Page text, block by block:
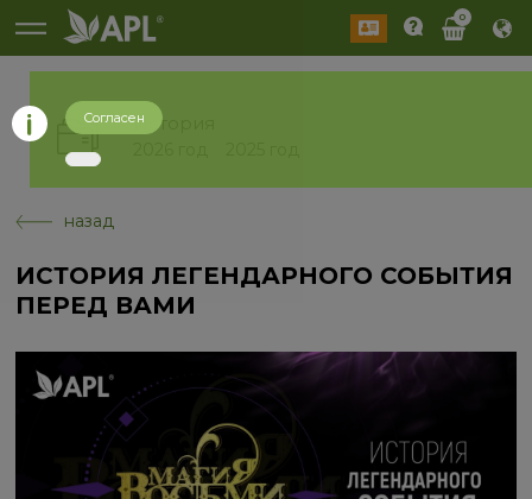
0
История
назад
ИСТОРИЯ ЛЕГЕНДАРНОГО СОБЫТИЯ
ПЕРЕД ВАМИ
Согласен